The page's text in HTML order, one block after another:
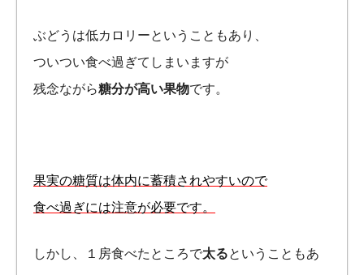
ぶどうは低カロリーということもあり、
ついつい食べ過ぎてしまいますが
残念ながら糖分が高い果物です。
果実の糖質は体内に蓄積されやすいので
食べ過ぎには注意が必要です。
しかし、１房食べたところで太るということもあ